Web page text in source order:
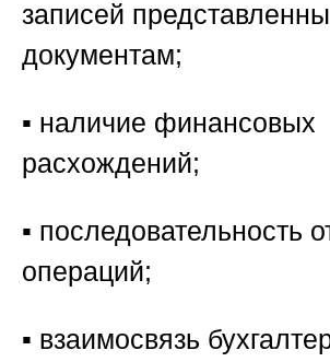
записей
документам;
▪️ наличие финансовых
расхождений;
▪️ последовательность
операций;
▪️ взаимосвязь